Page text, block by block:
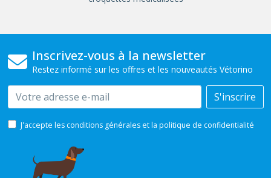
Inscrivez-vous à la newsletter
Restez informé sur les offres et les nouveautés Vétorino
Email S'inscrire
J'accepte les conditions générales et la politique de confidentialité